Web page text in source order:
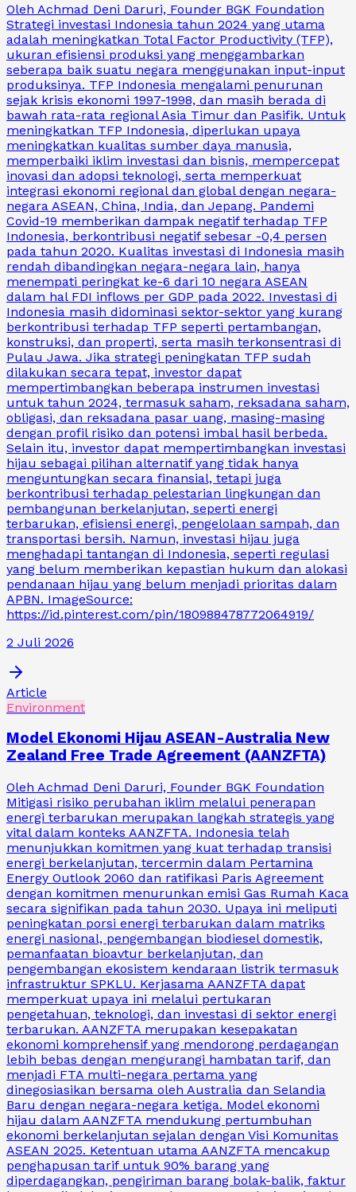
Oleh Achmad Deni Daruri, Founder BGK Foundation
Strategi investasi Indonesia tahun 2024 yang utama
adalah meningkatkan Total Factor Productivity (TFP),
ukuran efisiensi produksi yang menggambarkan
seberapa baik suatu negara menggunakan input-input
produksinya. TFP Indonesia mengalami penurunan
sejak krisis ekonomi 1997-1998, dan masih berada di
bawah rata-rata regional Asia Timur dan Pasifik. Untuk
meningkatkan TFP Indonesia, diperlukan upaya
meningkatkan kualitas sumber daya manusia,
memperbaiki iklim investasi dan bisnis, mempercepat
inovasi dan adopsi teknologi, serta memperkuat
integrasi ekonomi regional dan global dengan negara-
negara ASEAN, China, India, dan Jepang. Pandemi
Covid-19 memberikan dampak negatif terhadap TFP
Indonesia, berkontribusi negatif sebesar -0,4 persen
pada tahun 2020. Kualitas investasi di Indonesia masih
rendah dibandingkan negara-negara lain, hanya
menempati peringkat ke-6 dari 10 negara ASEAN
dalam hal FDI inflows per GDP pada 2022. Investasi di
Indonesia masih didominasi sektor-sektor yang kurang
berkontribusi terhadap TFP seperti pertambangan,
konstruksi, dan properti, serta masih terkonsentrasi di
Pulau Jawa. Jika strategi peningkatan TFP sudah
dilakukan secara tepat, investor dapat
mempertimbangkan beberapa instrumen investasi
untuk tahun 2024, termasuk saham, reksadana saham,
obligasi, dan reksadana pasar uang, masing-masing
dengan profil risiko dan potensi imbal hasil berbeda.
Selain itu, investor dapat mempertimbangkan investasi
hijau sebagai pilihan alternatif yang tidak hanya
menguntungkan secara finansial, tetapi juga
berkontribusi terhadap pelestarian lingkungan dan
pembangunan berkelanjutan, seperti energi
terbarukan, efisiensi energi, pengelolaan sampah, dan
transportasi bersih. Namun, investasi hijau juga
menghadapi tantangan di Indonesia, seperti regulasi
yang belum memberikan kepastian hukum dan alokasi
pendanaan hijau yang belum menjadi prioritas dalam
APBN. ImageSource:
https://id.pinterest.com/pin/180988478772064919/
2 Juli 2026
Article
Environment
Model Ekonomi Hijau ASEAN-Australia New
Zealand Free Trade Agreement (AANZFTA)
Oleh Achmad Deni Daruri, Founder BGK Foundation
Mitigasi risiko perubahan iklim melalui penerapan
energi terbarukan merupakan langkah strategis yang
vital dalam konteks AANZFTA. Indonesia telah
menunjukkan komitmen yang kuat terhadap transisi
energi berkelanjutan, tercermin dalam Pertamina
Energy Outlook 2060 dan ratifikasi Paris Agreement
dengan komitmen menurunkan emisi Gas Rumah Kaca
secara signifikan pada tahun 2030. Upaya ini meliputi
peningkatan porsi energi terbarukan dalam matriks
energi nasional, pengembangan biodiesel domestik,
pemanfaatan bioavtur berkelanjutan, dan
pengembangan ekosistem kendaraan listrik termasuk
infrastruktur SPKLU. Kerjasama AANZFTA dapat
memperkuat upaya ini melalui pertukaran
pengetahuan, teknologi, dan investasi di sektor energi
terbarukan. AANZFTA merupakan kesepakatan
ekonomi komprehensif yang mendorong perdagangan
lebih bebas dengan mengurangi hambatan tarif, dan
menjadi FTA multi-negara pertama yang
dinegosiasikan bersama oleh Australia dan Selandia
Baru dengan negara-negara ketiga. Model ekonomi
hijau dalam AANZFTA mendukung pertumbuhan
ekonomi berkelanjutan sejalan dengan Visi Komunitas
ASEAN 2025. Ketentuan utama AANZFTA mencakup
penghapusan tarif untuk 90% barang yang
diperdagangkan, pengiriman barang bolak-balik, faktur